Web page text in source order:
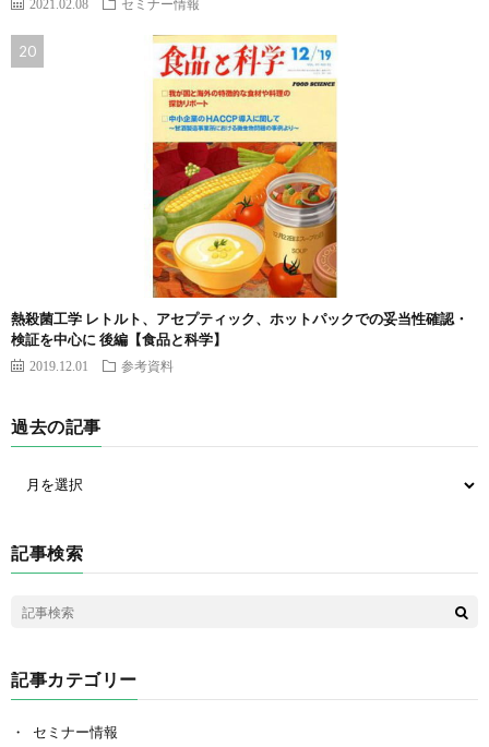
2021.02.08 セミナー情報
熱殺菌工学 レトルト、アセプティック、ホットパックでの妥当性確認・
検証を中心に 後編【食品と科学】
2019.12.01 参考資料
過去の記事
記事検索
記事カテゴリー
セミナー情報